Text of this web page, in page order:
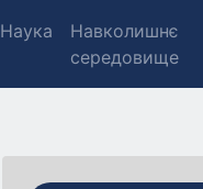
Наука
Навколишнє
середовище